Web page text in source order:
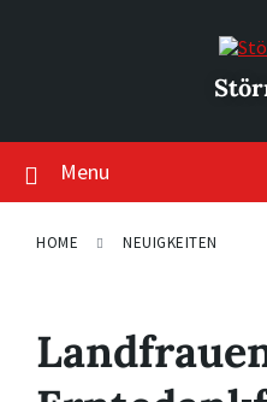
Menu
HOME NEUIGKEITEN